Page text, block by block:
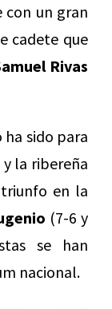
un gran
cadete que
Rivas
sido para
y la ribereña
en la
(7-6 y
se han
nacional.